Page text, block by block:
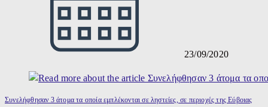
23/09/2020
Συνελήφθησαν 3 άτομα τα οποία εμπλέκονται σε ληστείες, σε περιοχές της Εύβοιας